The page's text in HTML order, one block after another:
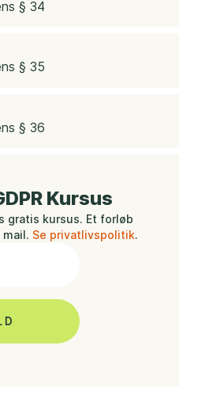
Kursus
gratis kursus. Et forløb
mail. Se privatlivspolitik.
§ 34
§ 35
§ 36